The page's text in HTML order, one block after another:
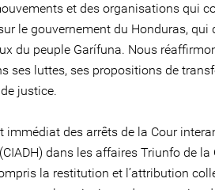
et des organisations qui
le gouvernement du Honduras,
du peuple Garífuna. Nous
ses luttes, ses propositions de
justice.
immédiat des arrêts de la Cour
(CIADH) dans les affaires Triunfo de
la restitution et l’attribution